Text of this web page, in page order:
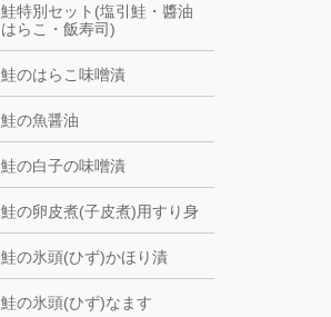
鮭特別セット(塩引鮭・醬油
はらこ・飯寿司)
鮭のはらこ味噌漬
鮭の魚醤油
鮭の白子の味噌漬
鮭の卵皮煮(子皮煮)用すり身
鮭の氷頭(ひず)かほり漬
鮭の氷頭(ひず)なます